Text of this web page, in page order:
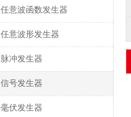
任意波函数发生器
任意波形发生器
脉冲发生器
信号发生器
毫伏发生器